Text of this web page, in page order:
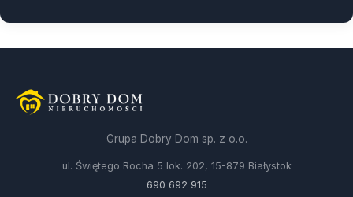
Grupa Dobry Dom sp. z o.o.
ul. Świętego Rocha 5 lok. 202, 15-879 Białystok
690 692 915